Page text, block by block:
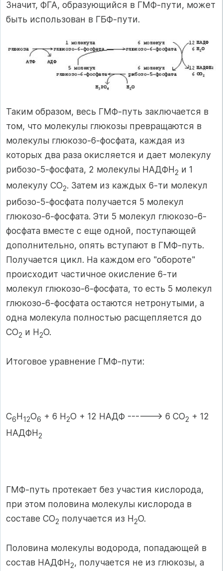
Значит, ФГА, образующийся в ГМФ-пути, может
быть использован в ГБФ-пути.
Таким образом, весь ГМФ-путь заключается в
том, что молекулы глюкозы превращаются в
молекулы глюкозо-6-фосфата, каждая из
которых два раза окисляется и дает молекулу
рибозо-5-фосфата, 2 молекулы НАДФН2 и 1
молекулу СО2. Затем из каждых 6-ти молекул
рибозо-5-фосфата получается 5 молекул
глюкозо-6-фосфата. Эти 5 молекул глюкозо-6-
фосфата вместе с еще одной, поступающей
дополнительно, опять вступают в ГМФ-путь.
Получается цикл. На каждом его "обороте"
происходит частичное окисление 6-ти
молекул глюкозо-6-фосфата, то есть 5 молекул
глюкозо-6-фосфата остаются нетронутыми, а
одна молекула полностью расщепляется до
СО2 и Н2О.
Итоговое уравнение ГМФ-пути:
С6Н12О6 + 6 Н2О + 12 НАДФ ------> 6 CO2 + 12
НАДФН2
ГМФ-путь протекает без участия кислорода,
при этом половина молекулы кислорода в
составе СО2 получается из Н2О.
Половина молекулы водорода, попадающей в
состав НАДФН2, получается не из глюкозы, а